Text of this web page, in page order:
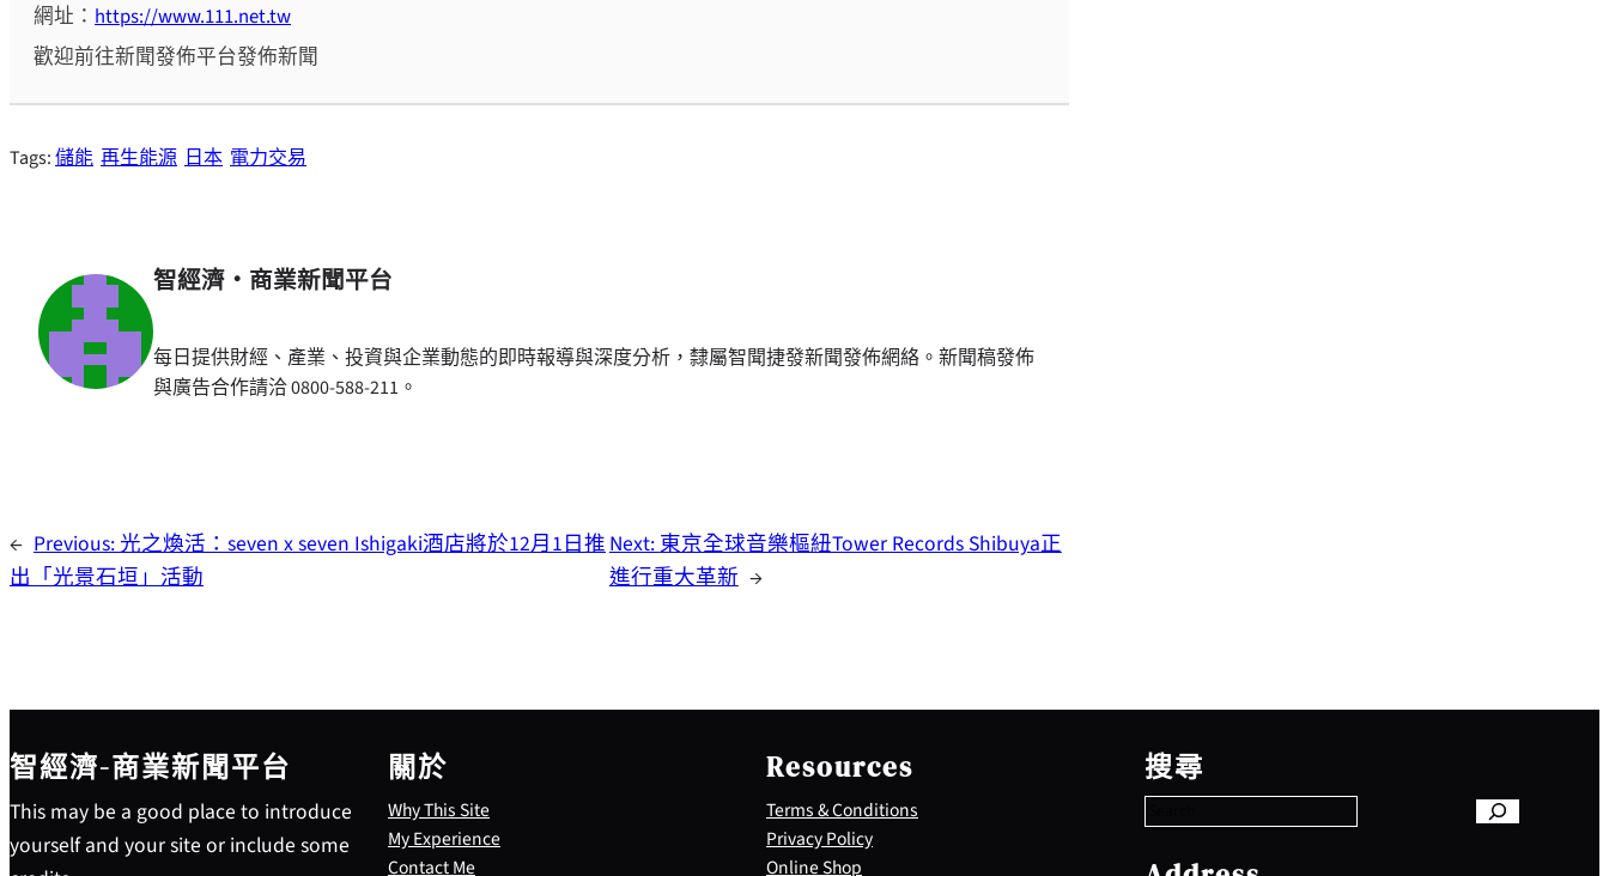
網址： https://www.111.net.tw
歡迎前往新聞發佈平台發佈新聞
Tags:儲能 再生能源 日本 電力交易
智經濟・商業新聞平台
每日提供財經、產業、投資與企業動態的即時報導與深度分析，隸屬智聞捷發新聞發佈網絡。新聞稿發佈
與廣告合作請洽 0800-588-211。
← Previous:光之煥活：seven x seven Ishigaki酒店將於12月1日推
出「光景石垣」活動
Next:東京全球音樂樞紐Tower Records Shibuya正
進行重大革新 →
智經濟-商業新聞平台
This may be a good place to introduce
yourself and your site or include some
關於
Why This Site
My Experience
Contact Me
Resources
Terms & Conditions
Privacy Policy
Online Shop
搜尋
e
a
c
h